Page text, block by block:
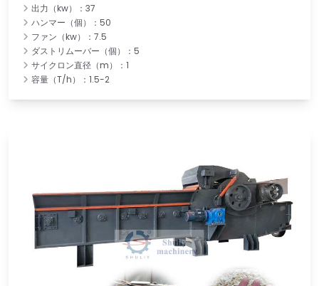
出力（kw）：37
ハンマー（個）：50
ファン（kw）：7.5
ダストリムーバー（個）：5
サイクロン直径（m）：1
容量（T/h）：1.5-2